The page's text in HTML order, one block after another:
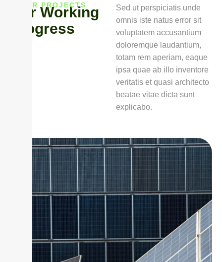
OUR PROJECTS
r Working
ogress
Sed ut perspiciatis unde
omnis iste natus error sit
voluptatem accusantium
doloremque laudantium,
totam rem aperiam, eaque
ipsa quae ab illo inventore
veritatis et quasi architecto
beatae vitae dicta sunt
explicabo.